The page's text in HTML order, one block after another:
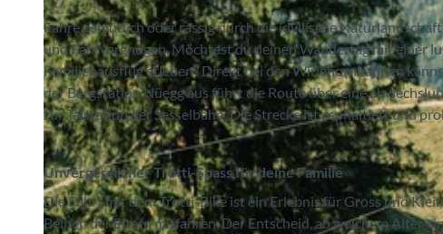
Fahre gemütlich oder rassig durch die idyllische
und Fahrvergnügen. Möchtest du deinen Wandertag mit einer
Familienausflug erleben? Direkt bei den Wiriehornbahnen
der Bergstation Nüegg aus führt die Route über eine
zur Talstation der Sesselbahn. Die Strecke ist asphaltiert und
Unvergesslicher Trotti-Spass für deine Familie
Die Fahrt mit dem Trotti-Bike ist ein Erlebnis für Gross und
Beinen der Eltern mitfahren. Der Entscheid, ab welchem Alter